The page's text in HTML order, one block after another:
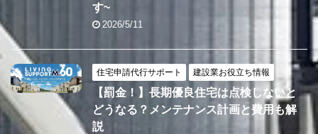
す~
2026/5/11
住宅申請代行サポート 建設業お役立ち情報
【罰金！】長期優良住宅は点検しないと
どうなる？メンテナンス計画と費用も解
説